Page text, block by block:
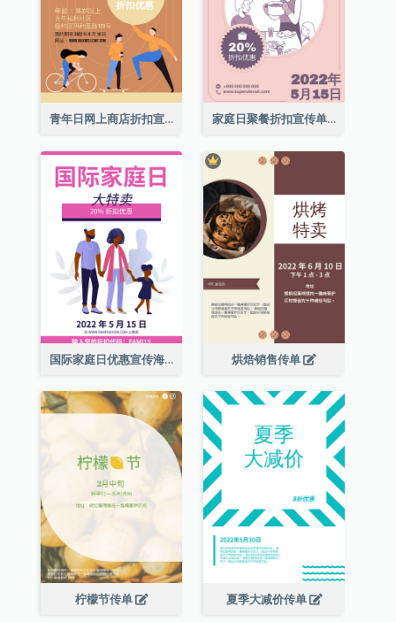
青年日网上商店折扣宣传单张 家庭日聚餐折扣宣传单张
国际家庭日优惠宣传海报 烘焙销售传单
柠檬节传单 夏季大减价传单